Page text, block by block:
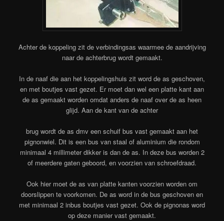
Achter de koppeling zit de verbindingsas waarmee de aandrijving
naar de achterbrug wordt gemaakt.
In de naaf die aan het koppelingshuis zit word de as geschoven,
en met boutjes vast gezet. Er moet dan wel een platte kant aan
de as gemaakt worden omdat anders de naaf over de as heen
glijd. Aan de kant van de achter
brug wordt de as dmv een schuif bus vast gemaakt aan het
pignonwiel. Dit is een bus van staal of aluminium die rondom
minimaal 4 millimeter dikker is dan de as. In deze bus worden 2
of meerdere gaten geboord, en voorzien van schroefdraad.
Ook hier moet de as van platte kanten voorzien worden om
doorslippen te voorkomen. De as word in de bus geschoven en
met minimaal 2 inbus boutjes vast gezet. Ook de pignonas word
op deze manier vast gemaakt.